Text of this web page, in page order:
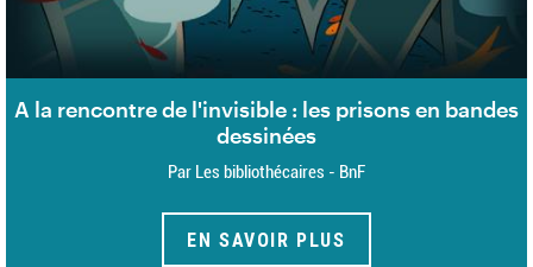
A la rencontre de l'invisible : les prisons en bandes
dessinées
Par Les bibliothécaires - BnF
EN SAVOIR PLUS